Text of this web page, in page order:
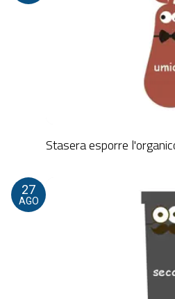
Stasera esporre
27
AGO